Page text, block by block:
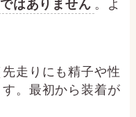
はありません 。よ
先走りにも精子や性
。最初から装着が